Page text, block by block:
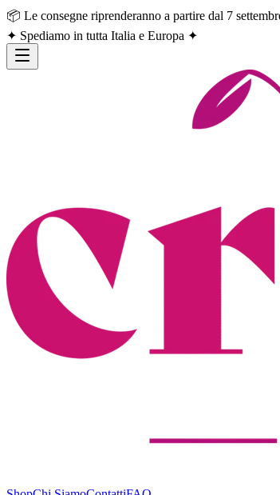
📦 Le consegne riprenderanno a partire dal 7
✦ Spediamo in tutta Italia e Europa ✦